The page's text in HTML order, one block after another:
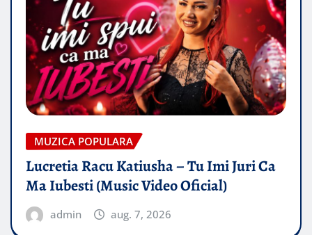
MUZICA POPULARA
Lucretia Racu Katiusha – Tu Imi Juri Ca
Ma Iubesti (Music Video Oficial)
admin aug. 7, 2026